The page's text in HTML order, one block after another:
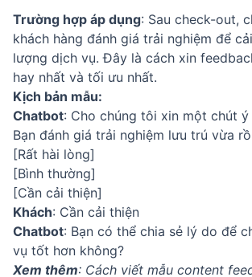
Trường hợp áp dụng: Sau check-out,
khách hàng đánh giá trải nghiệm để
lượng dịch vụ. Đây là cách xin
hay nhất và tối ưu nhất.
Kịch bản mẫu:
Chatbot: Cho chúng tôi xin một chút ý
Bạn đánh giá trải nghiệm lưu trú vừa
[Rất hài lòng]
[Bình thường]
[Cần cải thiện]
Khách: Cần cải thiện
Chatbot: Bạn có thể chia sẻ lý do để
vụ tốt hơn không?
Xem thêm: Cách viết mẫu content